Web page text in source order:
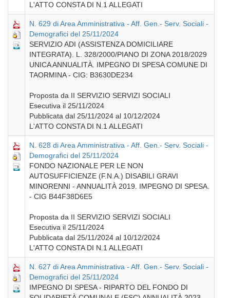
L'ATTO CONSTA DI N.1 ALLEGATI
N. 629 di Area Amministrativa - Aff. Gen.- Serv. Sociali -
Demografici del 25/11/2024
SERVIZIO ADI (ASSISTENZA DOMICILIARE
INTEGRATA). L. 328/2000/PIANO DI ZONA 2018/2029
UNICA ANNUALITÀ. IMPEGNO DI SPESA COMUNE DI
TAORMINA - CIG: B3630DE234
Proposta da II SERVIZIO SERVIZI SOCIALI
Esecutiva il 25/11/2024
Pubblicata dal 25/11/2024 al 10/12/2024
L'ATTO CONSTA DI N.1 ALLEGATI
N. 628 di Area Amministrativa - Aff. Gen.- Serv. Sociali -
Demografici del 25/11/2024
FONDO NAZIONALE PER LE NON
AUTOSUFFICIENZE (F.N.A.) DISABILI GRAVI
MINORENNI - ANNUALITÀ 2019. IMPEGNO DI SPESA.
- CIG B44F38D6E5
Proposta da II SERVIZIO SERVIZI SOCIALI
Esecutiva il 25/11/2024
Pubblicata dal 25/11/2024 al 10/12/2024
L'ATTO CONSTA DI N.1 ALLEGATI
N. 627 di Area Amministrativa - Aff. Gen.- Serv. Sociali -
Demografici del 25/11/2024
IMPEGNO DI SPESA - RIPARTO DEL FONDO DI